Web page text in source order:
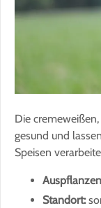
Die
gesund und
Speisen
Standort: